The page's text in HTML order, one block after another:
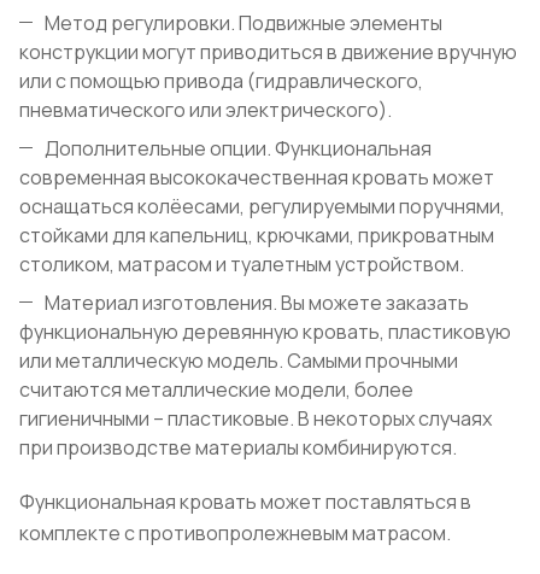
Метод регулировки. Подвижные элементы
конструкции могут приводиться в движение вручную
или с помощью привода (гидравлического,
пневматического или электрического).
Дополнительные опции. Функциональная
современная высококачественная кровать может
оснащаться колёесами, регулируемыми поручнями,
стойками для капельниц, крючками, прикроватным
столиком, матрасом и туалетным устройством.
Материал изготовления. Вы можете заказать
функциональную деревянную кровать, пластиковую
или металлическую модель. Самыми прочными
считаются металлические модели, более
гигиеничными – пластиковые. В некоторых случаях
при производстве материалы комбинируются.
Функциональная кровать может поставляться в
комплекте с противопролежневым матрасом.